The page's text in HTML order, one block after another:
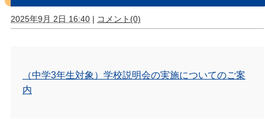
2025年9月 2日 16:40 | コメント(0)
（中学3年生対象）学校説明会の実施についてのご案
内